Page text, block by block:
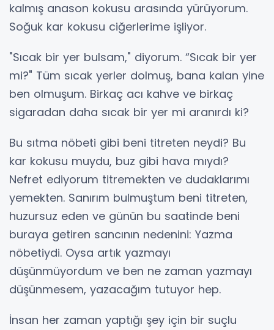
kalmış anason kokusu arasında yürüyorum.
Soğuk kar kokusu ciğerlerime işliyor.
"Sıcak bir yer bulsam," diyorum. “Sıcak bir yer
mi?" Tüm sıcak yerler dolmuş, bana kalan yine
ben olmuşum. Birkaç acı kahve ve birkaç
sigaradan daha sıcak bir yer mi aranırdı ki?
Bu sıtma nöbeti gibi beni titreten neydi? Bu
kar kokusu muydu, buz gibi hava mıydı?
Nefret ediyorum titremekten ve dudaklarımı
yemekten. Sanırım bulmuştum beni titreten,
huzursuz eden ve günün bu saatinde beni
buraya getiren sancının nedenini: Yazma
nöbetiydi. Oysa artık yazmayı
düşünmüyordum ve ben ne zaman yazmayı
düşünmesem, yazacağım tutuyor hep.
İnsan her zaman yaptığı şey için bir suçlu